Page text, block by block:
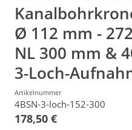
Ø 112 mm -
NL 300 mm &
3-Loch-
Artikelnummer
4BSN-3-loch-152-300
178,50 €